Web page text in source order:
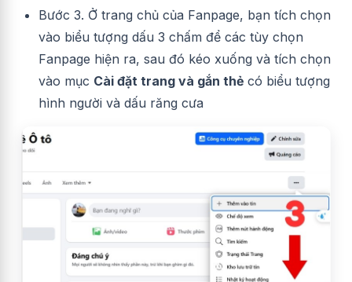
Bước 3. Ở trang chủ của Fanpage, bạn tích chọn
vào biểu tượng dấu 3 chấm để các tùy chọn
Fanpage hiện ra, sau đó kéo xuống và tích chọn
vào mục Cài đặt trang và gắn thẻ có biểu tượng
hình người và dấu răng cưa